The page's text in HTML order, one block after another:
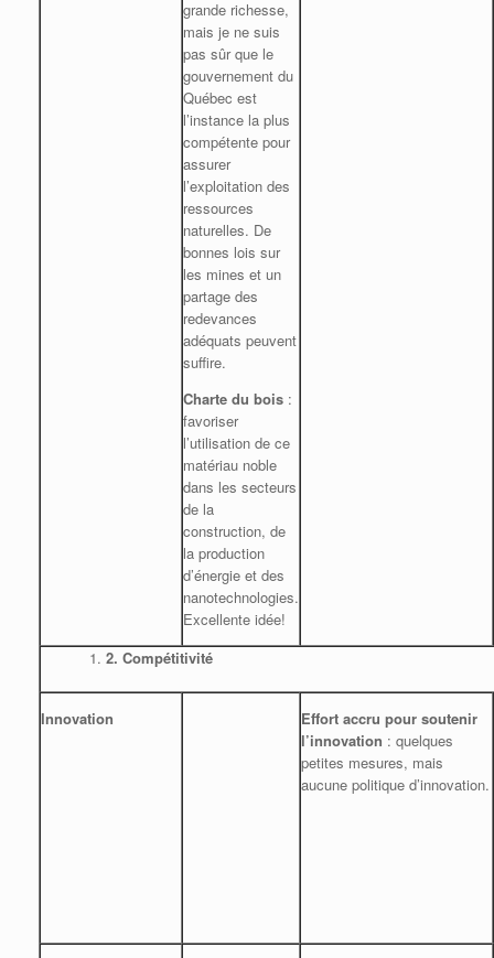
grande richesse,
mais je ne suis
pas sûr que le
gouvernement du
Québec est
l’instance la plus
compétente pour
assurer
l’exploitation des
ressources
naturelles. De
bonnes lois sur
les mines et un
partage des
redevances
adéquats peuvent
suffire.
Charte du bois :
favoriser
l’utilisation de ce
matériau noble
dans les secteurs
de la
construction, de
la production
d’énergie et des
nanotechnologies.
Excellente idée!
2. Compétitivité
Innovation
Effort accru pour soutenir
l’innovation : quelques
petites mesures, mais
aucune politique d’innovation.